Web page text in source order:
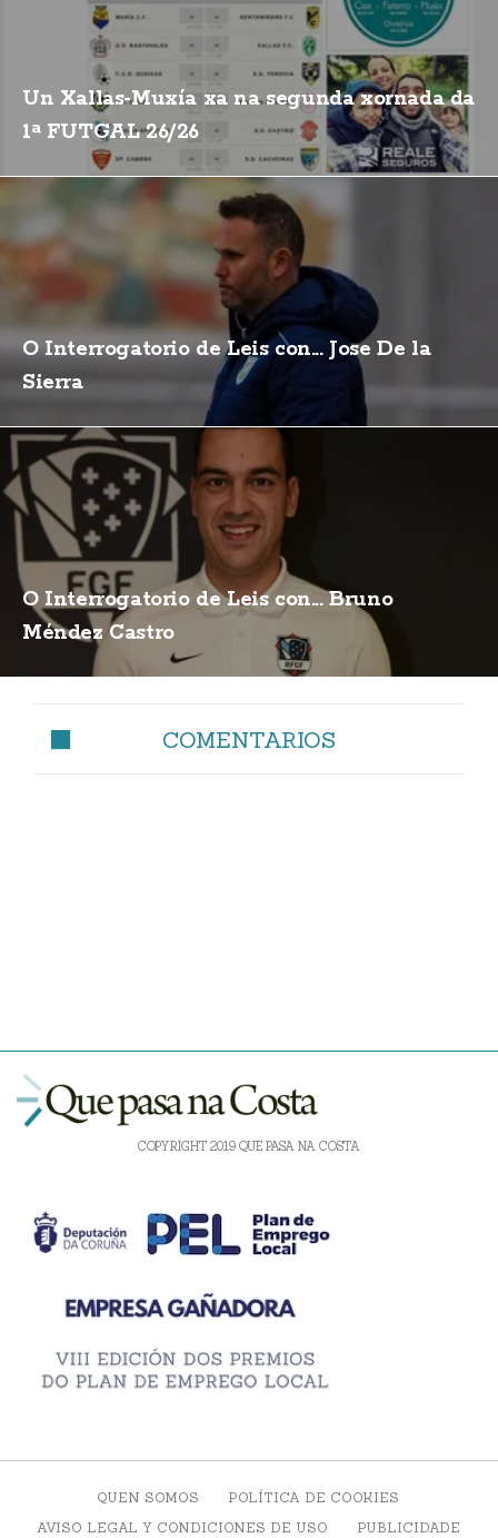
Un Xallas-Muxía xa na segunda xornada da
1ª FUTGAL 26/26
O Interrogatorio de Leis con... Jose De la
Sierra
O Interrogatorio de Leis con... Bruno
Méndez Castro
COMENTARIOS
COPYRIGHT 2019 QUE PASA NA COSTA
QUEN SOMOS
POLÍTICA DE COOKIES
AVISO LEGAL Y CONDICIONES DE USO
PUBLICIDADE